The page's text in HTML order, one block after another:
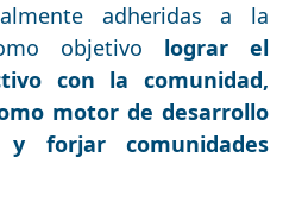
adheridas a la
objetivo lograr el
con la comunidad,
motor de desarrollo
forjar comunidades